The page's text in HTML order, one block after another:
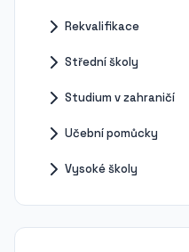
Rekvalifikace
Střední školy
Studium v zahraničí
Učební pomůcky
Vysoké školy